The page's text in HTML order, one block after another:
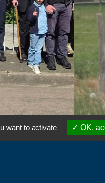
want to activate OK,